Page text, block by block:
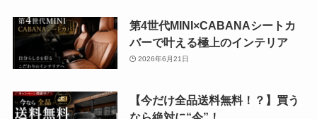
第4世代MINI×CABANAシートカ
バーで叶える極上のインテリア
2026年6月21日
【今だけ全品送料無料！？】買う